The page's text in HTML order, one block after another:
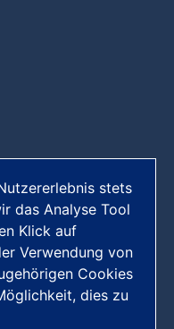
stets
das Analyse Tool
Klick auf
Verwendung von
Cookies
dies zu